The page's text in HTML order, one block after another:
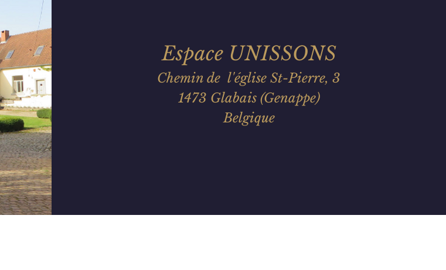
Espace UNISSONS
Chemin del'église St-Pierre, 3
1473 Glabais (Genappe)
Belgique